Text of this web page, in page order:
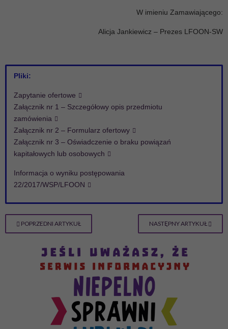
W imieniu Zamawiającego:
Alicja Jankiewicz – Prezes LFOON-SW
Pliki:
Zapytanie ofertowe
Załącznik nr 1 – Szczegółowy opis przedmiotu
zamówienia
Załącznik nr 2 – Formularz ofertowy
Załącznik nr 3 – Oświadczenie o braku powiązań
kapitałowych lub osobowych
Informacja o wyniku postępowania
22/2017/WSP/LFOON
POPRZEDNI ARTYKUŁ NASTĘPNY ARTYKUŁ